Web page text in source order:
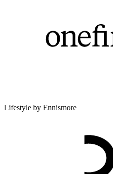
Lifestyle by Ennismore